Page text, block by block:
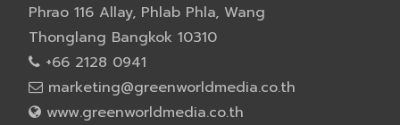
Phrao 116 Allay, Phlab Phla, Wang
Thonglang Bangkok 10310
+66 2128 0941
marketing@greenworldmedia.co.th
www.greenworldmedia.co.th